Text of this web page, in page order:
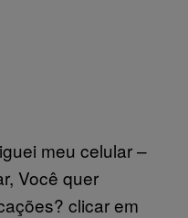
meu celular –
Você quer
clicar em